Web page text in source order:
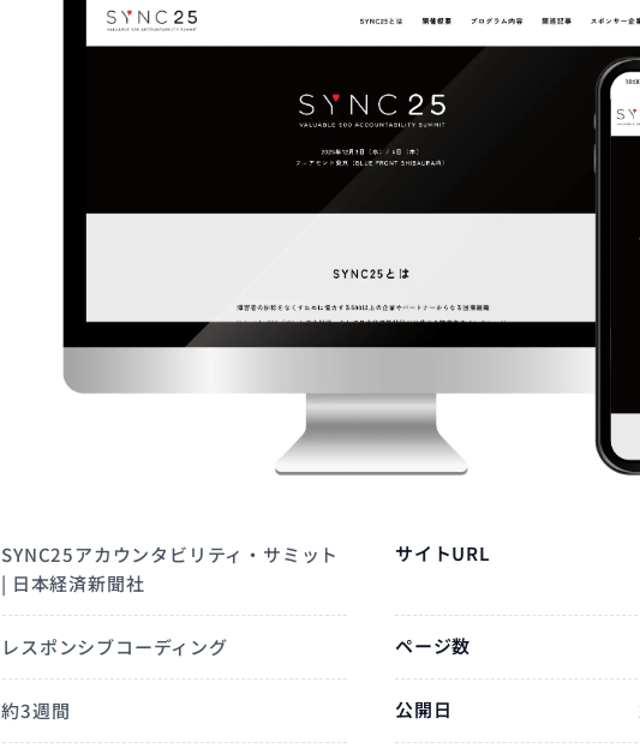
SYNC25アカウンタビリティ・サミット
| 日本経済新聞社
サイトURL
レスポンシブコーディング ページ数
約3週間 公開日